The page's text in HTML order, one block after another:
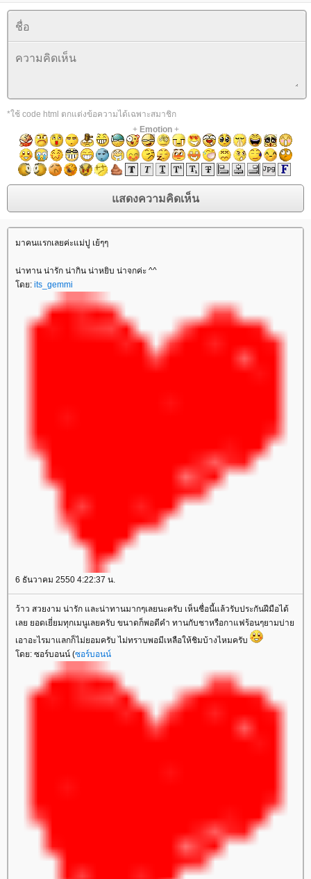
*ใช้ code html ตกแต่งข้อความได้เฉพาะสมาชิก
+ Emotion+
มาคนแรกเลยค่ะแม่ปู เย้ๆๆ
น่าทาน น่ารัก น่ากิน น่าหยิบ น่าจกค่ะ ^^
ดย: its_gemmi
6 ธันวาคม 2550 4:22:37 น.
ว้าว สวยงาม น่ารัก และน่าทานมากๆเลยนะครับ เห็นชื่อนี้แล้วรับประกันฝีมือได้
เลย ยอดเยี่ยมทุกเมนูเลยครับ ขนาดก็พอดีคำ ทานกับชาหรือกาแฟร้อนๆยามบ่า
เอาอะไรมาแลกก็ไม่ยอมครับ ไม่ทราบพอมีเหลือให้ชิมบ้างไหมครับ
ดย: ซอร์บอนน์ (ซอร์บอนน์